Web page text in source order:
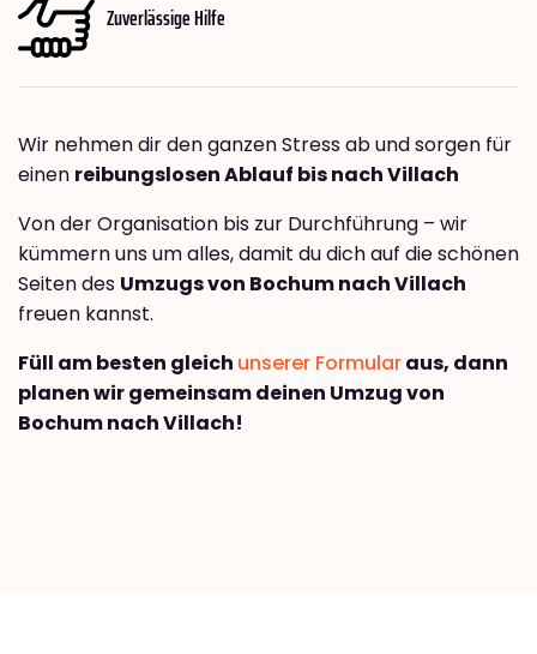
Zuverlässige Hilfe
Wir nehmen dir den ganzen Stress ab und sorgen für
einen reibungslosen Ablauf bis nach Villach
Von der Organisation bis zur Durchführung – wir
kümmern uns um alles, damit du dich auf die schönen
Seiten des Umzugs von Bochum nach Villach
freuen kannst.
Füll am besten gleich unserer Formularaus, dann
planen wir gemeinsam deinen Umzug von
Bochum nach Villach!